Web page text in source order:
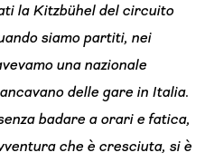
la Kitzbühel del circuito
siamo partiti, nei
una nazionale
delle gare in Italia.
badare a orari e fatica,
che è cresciuta, si è